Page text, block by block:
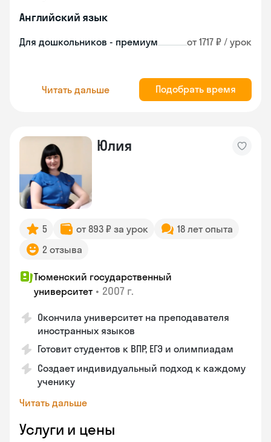
Английский язык
Для дошкольников - премиум от 1717 ₽ / урок
Читать дальше Подобрать время
Юлия
5 от 893 ₽ за урок
18 лет опыта
2 отзыва
Тюменский государственный
университет • 2007 г.
Окончила университет на преподавателя
иностранных языков
Готовит студентов к ВПР, ЕГЭ и олимпиадам
Создает индивидуальный подход к каждому
ученику
Читать дальше
Услуги и цены